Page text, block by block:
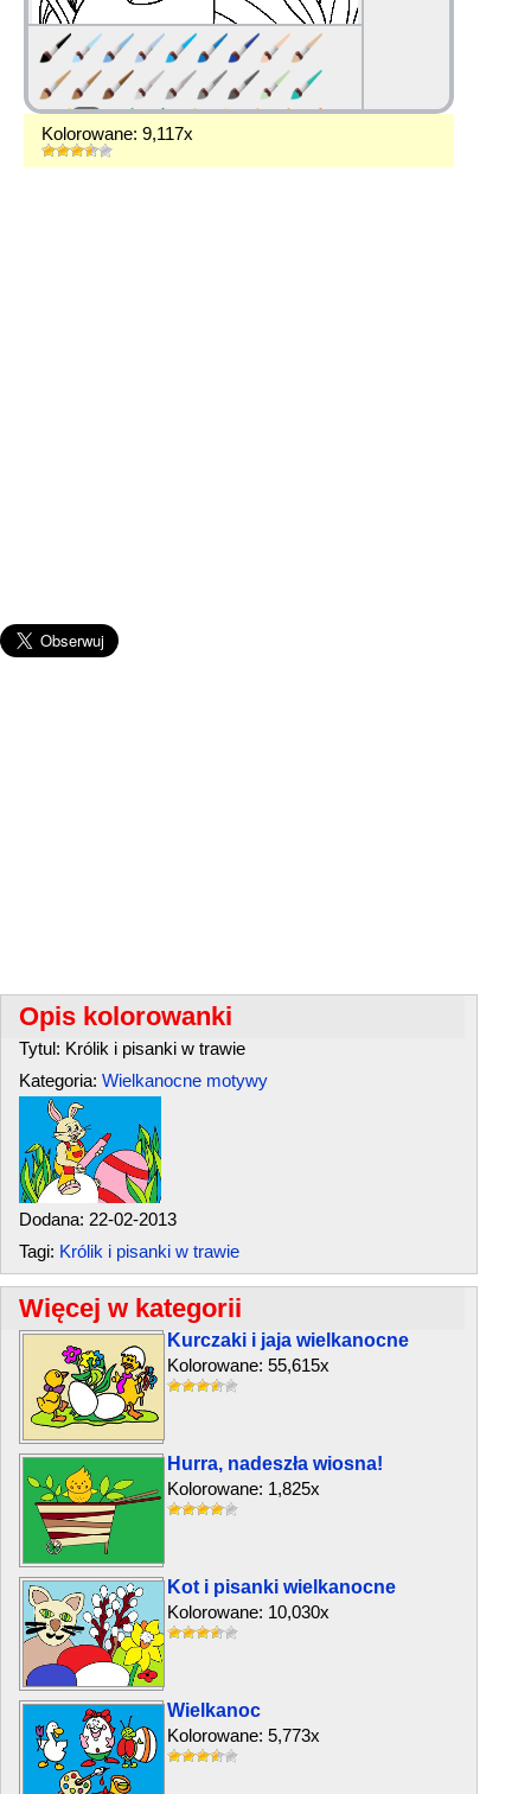
Kolorowane: 9,117x
Opis kolorowanki
Tytul: Królik i pisanki w trawie
Kategoria: Wielkanocne motywy
Dodana: 22-02-2013
Tagi: Królik i pisanki w trawie
Więcej w kategorii
Kurczaki i jaja wielkanocne
Kolorowane: 55,615x
Hurra, nadeszła wiosna!
Kolorowane: 1,825x
Kot i pisanki wielkanocne
Kolorowane: 10,030x
Wielkanoc
Kolorowane: 5,773x